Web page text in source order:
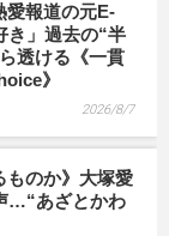
愛報道の元E-
き」過去の“半
透ける《一貫
》
2026/8/7
ものか》大塚愛
…“あざとかわ